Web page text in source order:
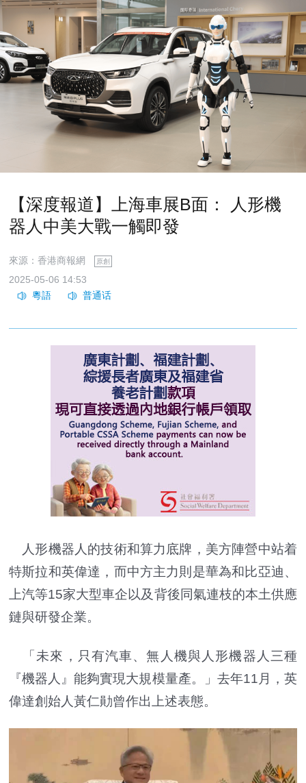
【深度報道】上海車展B面： 人形機
器人中美大戰一觸即發
來源：香港商報網 原創
2025-05-06 14:53
人形機器人的技術和算力底牌，美方陣營中站着
特斯拉和英偉達，而中方主力則是華為和比亞迪、
上汽等15家大型車企以及背後同氣連枝的本土供應
鏈與研發企業。
「未來，只有汽車、無人機與人形機器人三種
『機器人』能夠實現大規模量產。」去年11月，英
偉達創始人黃仁勛曾作出上述表態。